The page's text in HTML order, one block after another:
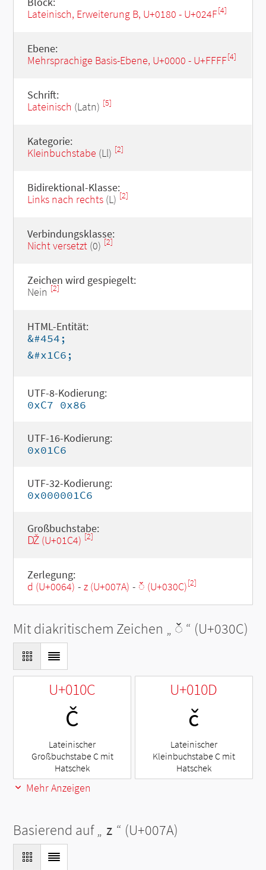
Lateinisch, Erweiterung B, U+0180 - U+024F[4]
Ebene:
Mehrsprachige Basis-Ebene, U+0000 - U+FFFF[4]
Schrift:
Lateinisch (Latn) [5]
Kategorie:
Kleinbuchstabe (Ll) [2]
Bidirektional-Klasse:
Links nach rechts(L) [2]
Verbindungsklasse:
Nicht versetzt(0) [2]
Zeichen wird gespiegelt:
Nein [2]
HTML-Entität:
&#454;
&#x1C6;
UTF-8-Kodierung:
0xC7 0x86
UTF-16-Kodierung:
0x01C6
UTF-32-Kodierung:
0x000001C6
Großbuchstabe:
Ǆ (U+01C4) [2]
Zerlegung:
d (U+0064) - z (U+007A) - ◌̌ (U+030C)[2]
Mit diakritischem Zeichen „ ◌̌ “ (U+030C)
U+010C
Č
Lateinischer
Großbuchstabe C mit
Hatschek
U+010D
č
Lateinischer
Kleinbuchstabe C mit
Hatschek
Mehr Anzeigen
Basierend auf „ z “ (U+007A)